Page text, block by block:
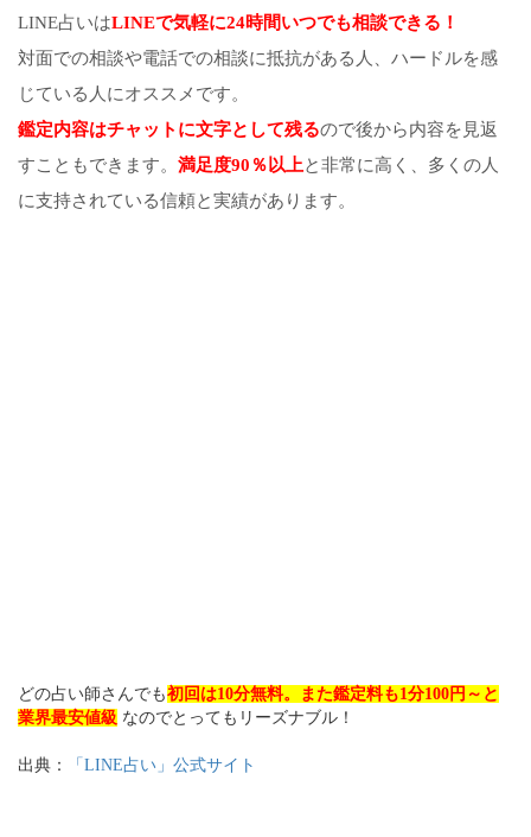
LINE占いはLINEで気軽に24時間いつでも相談できる！
対面での相談や電話での相談に抵抗がある人、ハードルを感
じている人にオススメです。
鑑定内容はチャットに文字として残るので後から内容を見返
すこともできます。 満足度90％以上と非常に高く、多くの人
に支持されている信頼と実績があります。
どの占い師さんでも初回は10分無料。また鑑定料も1分100円～と
業界最安値級 なのでとってもリーズナブル！
出典： 「LINE占い」公式サイト